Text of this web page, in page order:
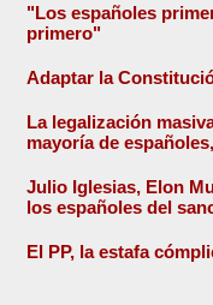
"Los españoles
primero"
Adaptar la
La legalización
mayoría de
Julio Iglesias, Elon
los españoles del
El PP, la estafa